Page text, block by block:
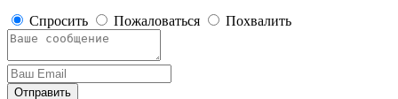
Спросить Пожаловаться Похвалить
Отправить